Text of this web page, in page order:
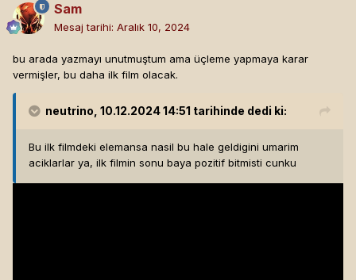
Sam
Mesaj tarihi: Aralık 10, 2024
bu arada yazmayı unutmuştum ama üçleme yapmaya karar
vermişler, bu daha ilk film olacak.
neutrino , 10.12.2024 14:51 tarihinde dedi ki:
Bu ilk filmdeki elemansa nasil bu hale geldigini umarim
aciklarlar ya, ilk filmin sonu baya pozitif bitmisti cunku